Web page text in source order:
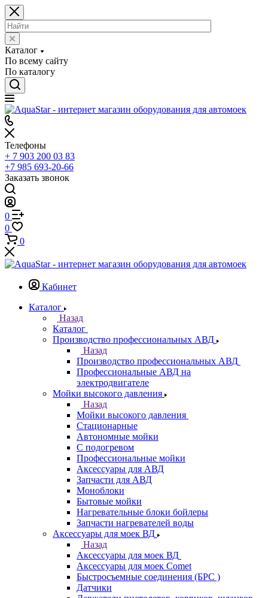
Каталог
По всему сайту
По каталогу
Телефоны
+ 7 903 200 03 83
+7 985 693-20-66
Заказать звонок
0
0
0
Кабинет
Каталог
Назад
Каталог
Производство профессиональных АВД
Назад
Производство профессиональных АВД
Профессиональные АВД на
электродвигателе
Мойки высокого давления
Назад
Мойки высокого давления
Стационарные
Автономные мойки
С подогревом
Профессиональные мойки
Аксессуары для АВД
Запчасти для АВД
Моноблоки
Бытовые мойки
Нагревательные блоки бойлеры
Запчасти нагревателей воды
Аксессуары для моек ВД
Назад
Аксессуары для моек ВД
Аксессуары для моек Comet
Быстросъемные соединения (БРС )
Датчики